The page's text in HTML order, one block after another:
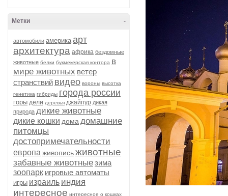
-
Метки
автомобили америка арт
архитектура африка бездомные
животные белки букмекерская контора в
мире животных ветер
странствий видео вороны высотка
генетика гибриды города россии
горы дели деревья джайпур дикая
природа дикие животные
дикие кошки дома домашние
питомцы
достопримечательности
европа живописьживотные
забавные животныезима
зоопарк игровые автоматы
игры израиль индия
интересное интересное о кошках